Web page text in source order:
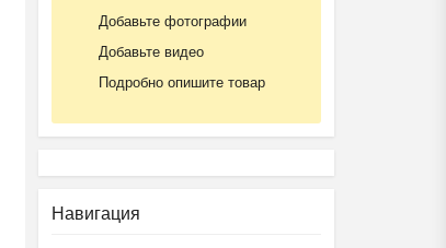
Добавьте фотографии
Добавьте видео
Подробно опишите товар
Навигация